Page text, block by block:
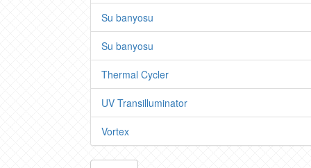
Su banyosu
Su banyosu
Thermal Cycler
UV Transilluminator
Vortex